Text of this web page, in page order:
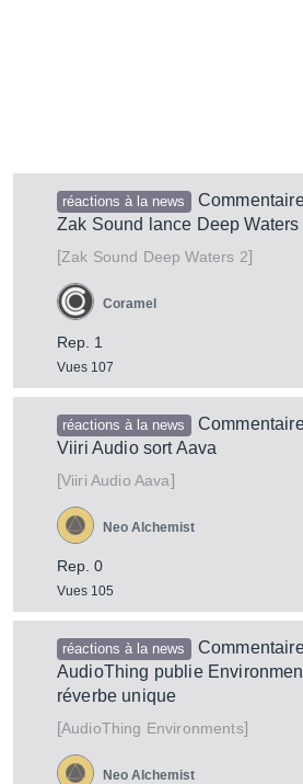
réactions à la news
Zak Sound lance Deep Waters
[Zak Sound Deep Waters 2]
Rep. 1
Vues 107
Coramel
réactions à la news
Viiri Audio sort Aava
[Viiri Audio Aava]
Rep. 0
Vues 105
Neo Alchemist
réactions à la news
AudioThing publie
réverbe unique
[AudioThing Environments]
Neo Alchemist